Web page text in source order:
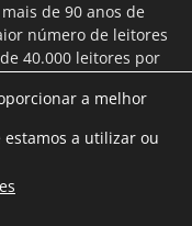
de 90 anos de
número de leitores
40.000 leitores por
online.
a melhor
estamos a utilizar ou